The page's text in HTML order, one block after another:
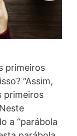
primeiros
“Assim,
primeiros
a “parábola